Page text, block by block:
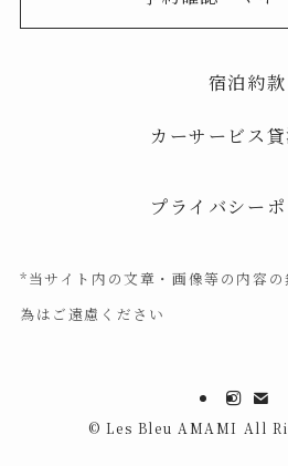
宿泊約款
カーサービス
プライバシー
*当サイト内の文章・画像等の内容
為はご遠慮ください
© Les Bleu AMAMI All